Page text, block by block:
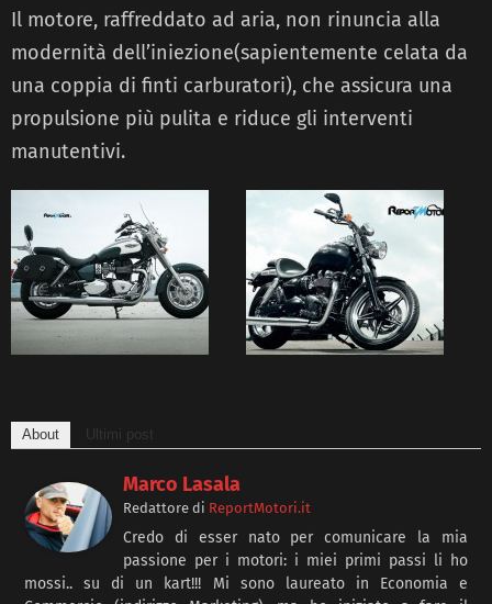
Il motore, raffreddato ad aria, non rinuncia alla
modernità dell’iniezione(sapientemente celata da
una coppia di finti carburatori), che assicura una
propulsione più pulita e riduce gli interventi
manutentivi.
About Ultimi post
Marco Lasala
Redattore di ReportMotori.it
Credo di esser nato per comunicare la mia
passione per i motori: i miei primi passi li ho
mossi.. su di un kart!!! Mi sono laureato in Economia e